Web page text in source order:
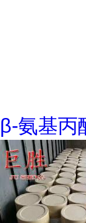
β-氨基丙